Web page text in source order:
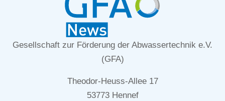
Gesellschaft zur Förderung der Abwassertechnik e.V.
(GFA)
Theodor-Heuss-Allee 17
53773 Hennef